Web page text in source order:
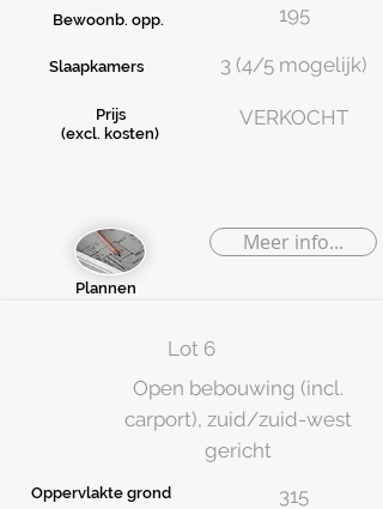
Bewoonb. opp.
3 (4/5 mogelijk)
Slaapkamers
Prijs
(excl. kosten)
195
VERKOCHT
Plannen
Meer info...
Lot 6
Open bebouwing (incl.
carport), zuid/zuid-west
gericht
315
Oppervlakte grond